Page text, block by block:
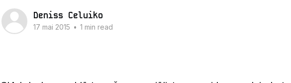
Deniss Celuiko
17 mai 2015 • 1 min read